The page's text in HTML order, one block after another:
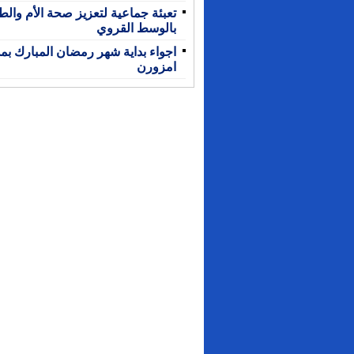
تعبئة جماعية لتعزيز صحة الأم
بالوسط القروي
اجواء بداية شهر رمضان المبارك
امزورن